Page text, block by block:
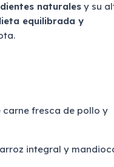
naturales y su
equilibrada y
carne fresca de pollo y
integral y